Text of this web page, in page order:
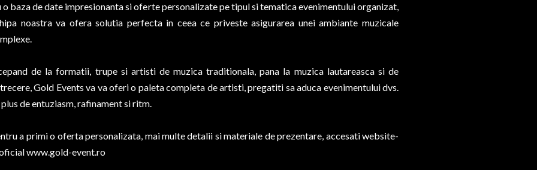
o baza de date impresionanta si oferte personalizate pe tipul si tematica evenimentului organizat,
noastra va ofera solutia perfecta in ceea ce priveste asigurarea unei ambiante muzicale
de la formatii, trupe si artisti de muzica traditionala, pana la muzica lautareasca si de
Gold Events va va oferi o paleta completa de artisti, pregatiti sa aduca evenimentului dvs.
plus de entuziasm, rafinament si ritm.
a primi o oferta personalizata, mai multe detalii si materiale de prezentare, accesati website-
www.gold-event.ro